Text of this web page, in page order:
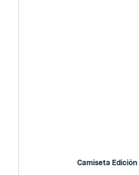
Camiseta Edición